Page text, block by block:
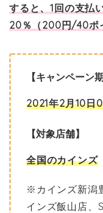
すると、1回の支払
20％（200円/40ポ
【キャンペーン期
2021年2月10日
【対象店舗】
全国のカインズ
※カインズ新潟
インズ飯山店